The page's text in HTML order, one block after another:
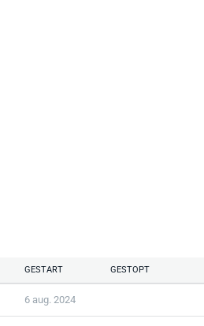
GESTART GESTOPT
6 aug. 2024